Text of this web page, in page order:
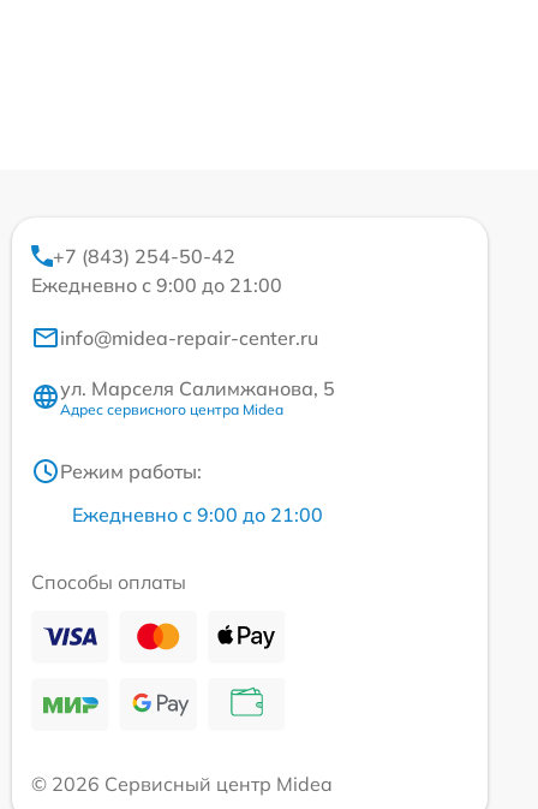
+7 (843) 254-50-42
Ежедневно с 9:00 до 21:00
info@midea-repair-center.ru
ул. Марселя Салимжанова, 5
Адрес сервисного центра Midea
Режим работы:
Ежедневно с 9:00 до 21:00
Способы оплаты
© 2026 Сервисный центр Midea